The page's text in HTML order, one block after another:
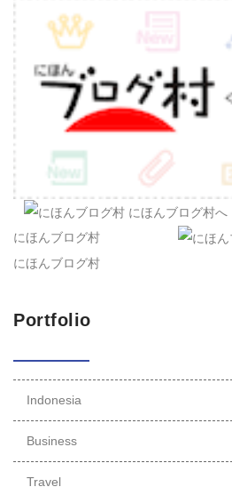
にほんブログ村
にほんブログ村
Portfolio
Indonesia
Business
Travel